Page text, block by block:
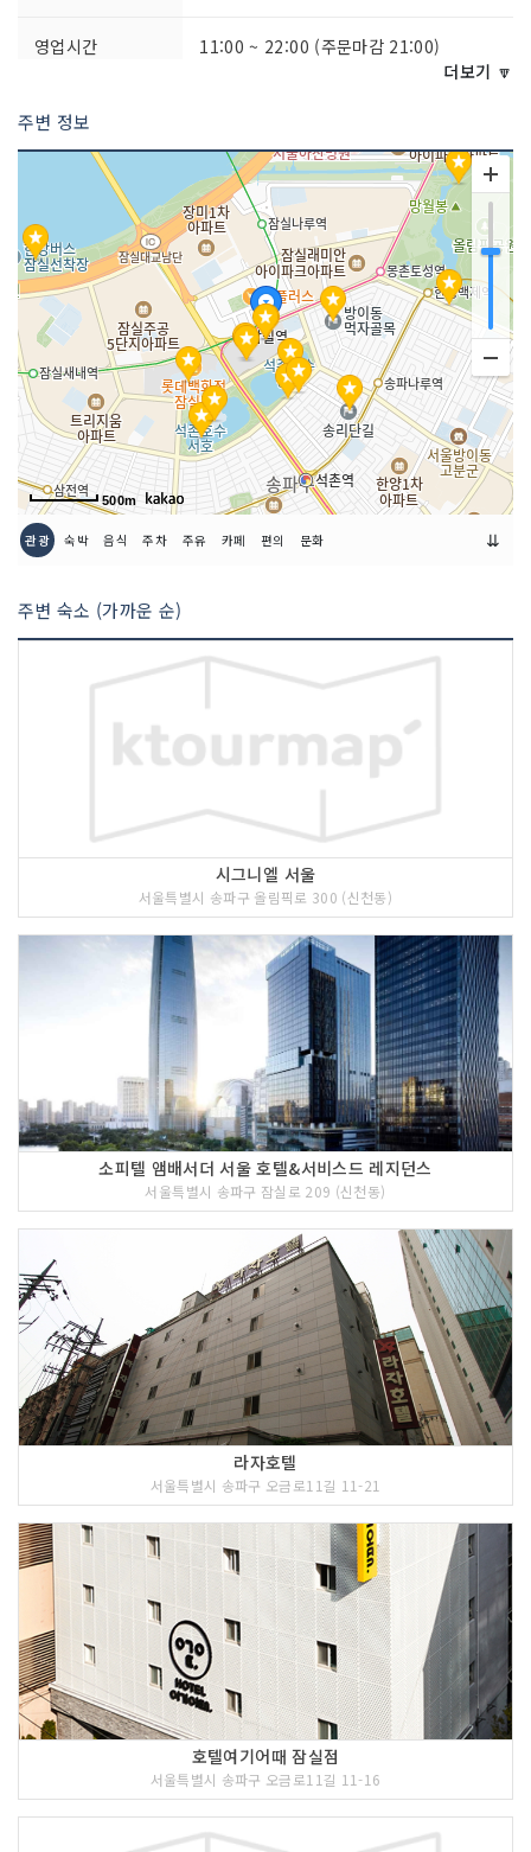
영업시간 11:00 ~ 22:00 (주문마감 21:00)
예약안내 전화 예약 문의 (02-3213-4534)
쉬는날 연중무휴
금연/흡연 여부 모두 금연석
취급 메뉴
대장금 전통 수라상 / 전통양념 갈비구이
정식 / 궁중 참보리굴비 정식 / 한방 약선
전복 갈비탕 외
인허가번호 20140115589
더보기 🔽
주변 정보
500m
관광 숙박 음식 주차 주유 카페 편의 문화 ⇊
주변 숙소 (가까운 순)
시그니엘 서울
서울특별시 송파구 올림픽로 300 (신천동)
소피텔 앰배서더 서울 호텔&서비스드 레지던스
서울특별시 송파구 잠실로 209 (신천동)
라자호텔
서울특별시 송파구 오금로11길 11-21
호텔여기어때 잠실점
서울특별시 송파구 오금로11길 11-16